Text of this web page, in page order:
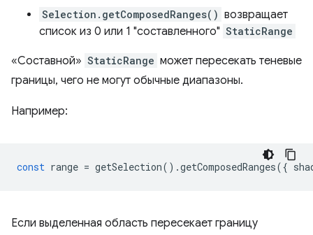
Selection.getComposedRanges() возвращает
список из 0 или 1 "составленного" StaticRange
«Составной» StaticRange может пересекать теневые
границы, чего не могут обычные диапазоны.
Например:
const range = getSelection().getComposedRanges({
Если выделенная область пересекает границу